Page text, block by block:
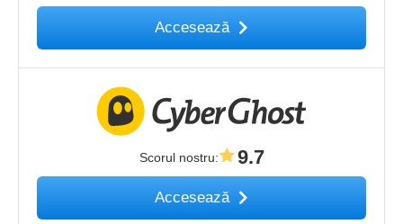
Accesează
Scorul nostru: 9.7
Accesează